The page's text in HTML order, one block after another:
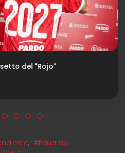
Vélez vs. Independiente
, #Eduardo